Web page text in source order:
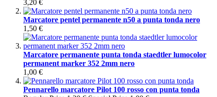
3,20 €
Marcatore pentel permanente n50 a punta tonda nero
1,50 €
Marcatore permanente punta tonda staedtler lumocolor
permanent marker 352 2mm nero
1,00 €
Pennarello marcatore Pilot 100 rosso con punta tonda